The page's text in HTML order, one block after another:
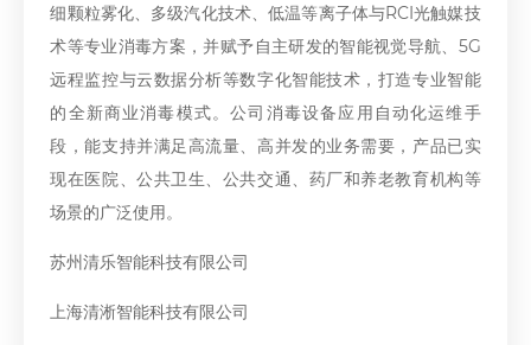
细颗粒雾化、多级汽化技术、低温等离子体与RCI光触媒技
术等专业消毒方案，并赋予自主研发的智能视觉导航、5G
远程监控与云数据分析等数字化智能技术，打造专业智能
的全新商业消毒模式。公司消毒设备应用自动化运维手
段，能支持并满足高流量、高并发的业务需要，产品已实
现在医院、公共卫生、公共交通、药厂和养老教育机构等
场景的广泛使用。
苏州清乐智能科技有限公司
上海清淅智能科技有限公司